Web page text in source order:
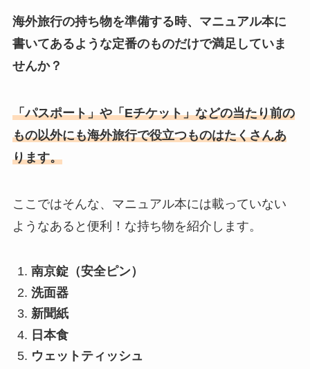
海外旅行の持ち物を準備する時、マニュアル本に
書いてあるような定番のものだけで満足していま
せんか？
「パスポート」や「Eチケット」などの当たり前の
もの以外にも海外旅行で役立つものはたくさんあ
ります。
ここではそんな、マニュアル本には載っていない
ようなあると便利！な持ち物を紹介します。
南京錠（安全ピン）
洗面器
新聞紙
日本食
ウェットティッシュ